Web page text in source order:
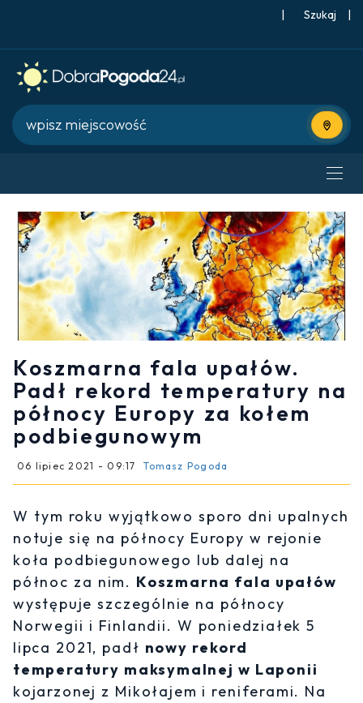
| |
Użyj
Koszmarna fala upałów.
Padł rekord temperatury na
północy Europy za kołem
podbiegunowym
06 lipiec 2021 - 09:17 Tomasz Pogoda
W tym roku wyjątkowo sporo dni upalnych
notuje się na północy Europy w rejonie
koła podbiegunowego lub dalej na
północ za nim. Koszmarna fala upałów
występuje szczególnie na północy
Norwegii i Finlandii. W poniedziałek 5
lipca 2021, padł nowy rekord
temperatury maksymalnej w Laponii
kojarzonej z Mikołajem i reniferami. Na